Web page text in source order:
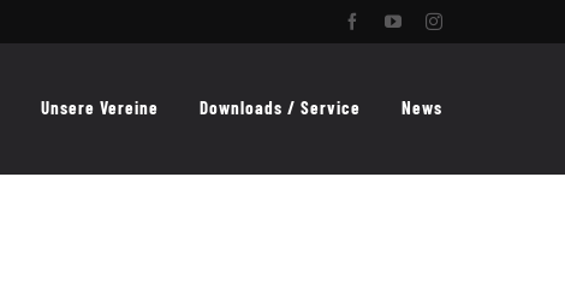
FacebookYouTubeInstagram
Unsere Vereine Downloads / Service News